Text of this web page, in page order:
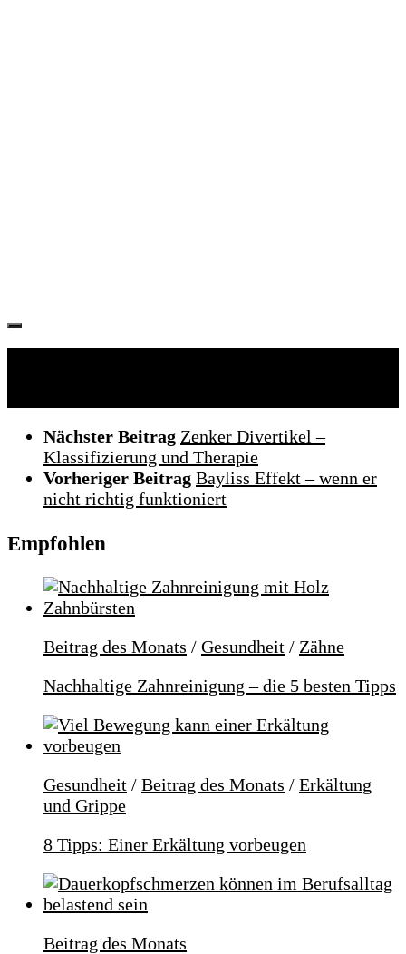
Nächster Beitrag Zenker Divertikel –
Klassifizierung und Therapie
Vorheriger Beitrag Bayliss Effekt – wenn er
nicht richtig funktioniert
Empfohlen
Beitrag des Monats / Gesundheit / Zähne
Nachhaltige Zahnreinigung – die 5 besten Tipps
Gesundheit / Beitrag des Monats / Erkältung
und Grippe
8 Tipps: Einer Erkältung vorbeugen
Beitrag des Monats